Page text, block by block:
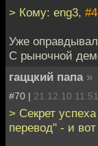
> Кому: eng3,
Уже
С рыночной
гаццкий папа »
#70 | 21.12.10 11:51
> Секрет
перевод" - и